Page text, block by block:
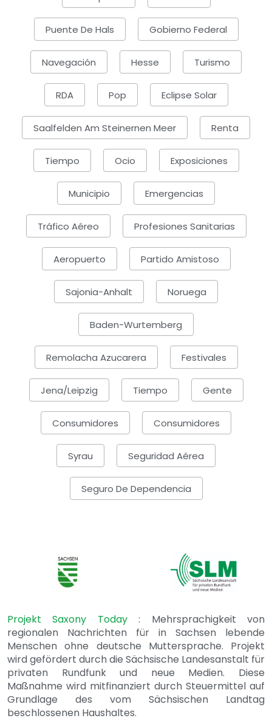
Puente De Hals Gobierno Federal
Navegación Hesse Turismo
RDA Pop Eclipse Solar
Saalfelden Am Steinernen Meer Renta
Tiempo Ocio Exposiciones
Municipio Emergencias
Tráfico Aéreo Profesiones Sanitarias
Aeropuerto Partido Amistoso
Sajonia-Anhalt Noruega
Baden-Wurtemberg
Remolacha Azucarera Festivales
Jena/Leipzig Tiempo Gente
Consumidores Consumidores
Syrau Seguridad Aérea
Seguro De Dependencia
Projekt Saxony Today: Mehrsprachigkeit von
regionalen Nachrichten für in Sachsen lebende
Menschen ohne deutsche Muttersprache. Projekt
wird gefördert durch die Sächsische Landesanstalt für
privaten Rundfunk und neue Medien. Diese
Maßnahme wird mitfinanziert durch Steuermittel auf
Grundlage des vom Sächsischen Landtag
beschlossenen Haushaltes.